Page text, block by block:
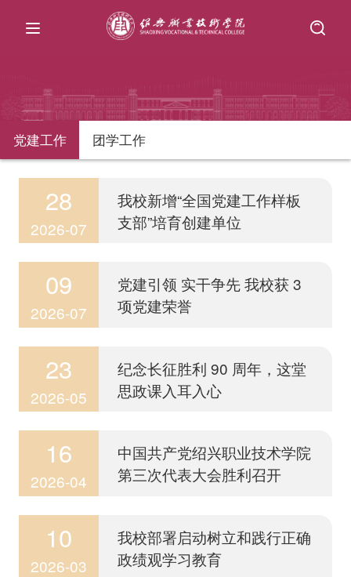
党建工作 团学工作
28
2026-07
我校新增“全国党建工作样板
支部”培育创建单位
09
2026-07
党建引领 实干争先 我校获 3
项党建荣誉
23
2026-05
纪念长征胜利 90 周年，这堂
思政课入耳入心
16
2026-04
中国共产党绍兴职业技术学院
第三次代表大会胜利召开
10
2026-03
我校部署启动树立和践行正确
政绩观学习教育